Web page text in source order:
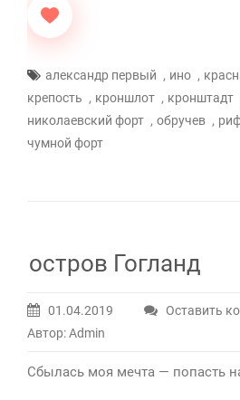
александр первый , ино ,
крепость , кроншлот , кронштадт
николаевский форт , обручев ,
чумной форт
остров Гогланд
01.04.2019
Оставить
Автор: Admin
Сбылась моя мечта — попасть